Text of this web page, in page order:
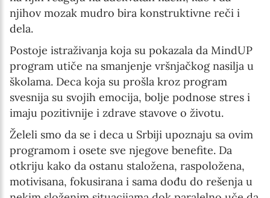
njihov mozak mudro bira konstruktivne reči i
dela.
Postoje istraživanja koja su pokazala da MindUP
program utiče na smanjenje vršnjačkog nasilja u
školama. Deca koja su prošla kroz program
svesnija su svojih emocija, bolje podnose stres i
imaju pozitivnije i zdrave stavove o životu.
Želeli smo da se i deca u Srbiji upoznaju sa ovim
programom i osete sve njegove benefite. Da
otkriju kako da ostanu staložena, raspoložena,
motivisana, fokusirana i sama dođu do rešenja u